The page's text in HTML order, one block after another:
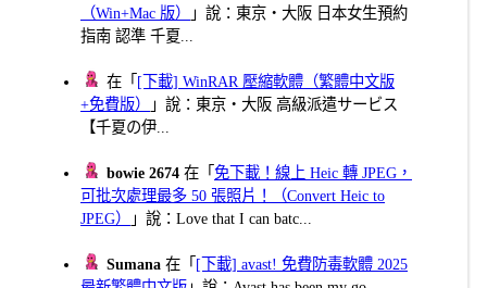
（Win+Mac 版）
」說：東京・大阪 日本女生預約
指南 認準 千夏...
在「 [下載] WinRAR 壓縮軟體（繁體中文版
+免費版）
」說：東京・大阪 高級派遣サービス
【千夏の伊...
bowie 2674 在「免下載！線上 Heic 轉 JPEG，
可批次處理最多 50 張照片！（Convert Heic to
JPEG）
」說：Love that I can batc...
Sumana 在「 [下載] avast! 免費防毒軟體 2025